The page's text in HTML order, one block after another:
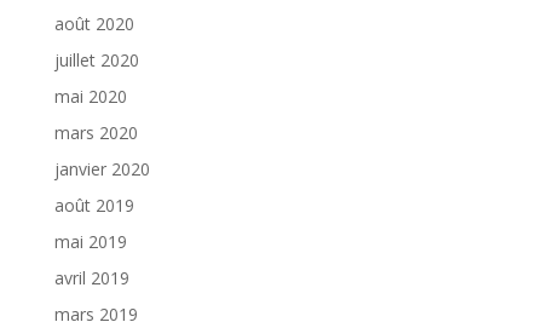
août 2020
juillet 2020
mai 2020
mars 2020
janvier 2020
août 2019
mai 2019
avril 2019
mars 2019